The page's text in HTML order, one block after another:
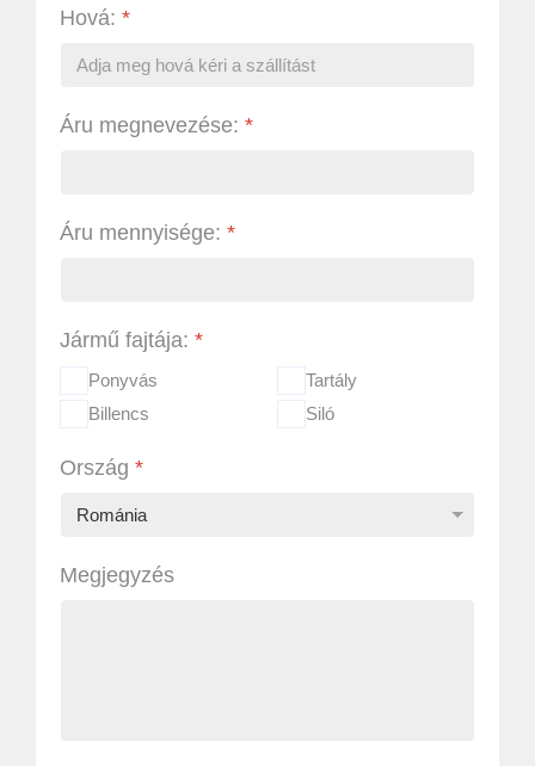
Hová: *
Áru megnevezése: *
Áru mennyisége: *
Jármű fajtája: *
Ponyvás
Tartály
Billencs
Siló
Ország *
Megjegyzés